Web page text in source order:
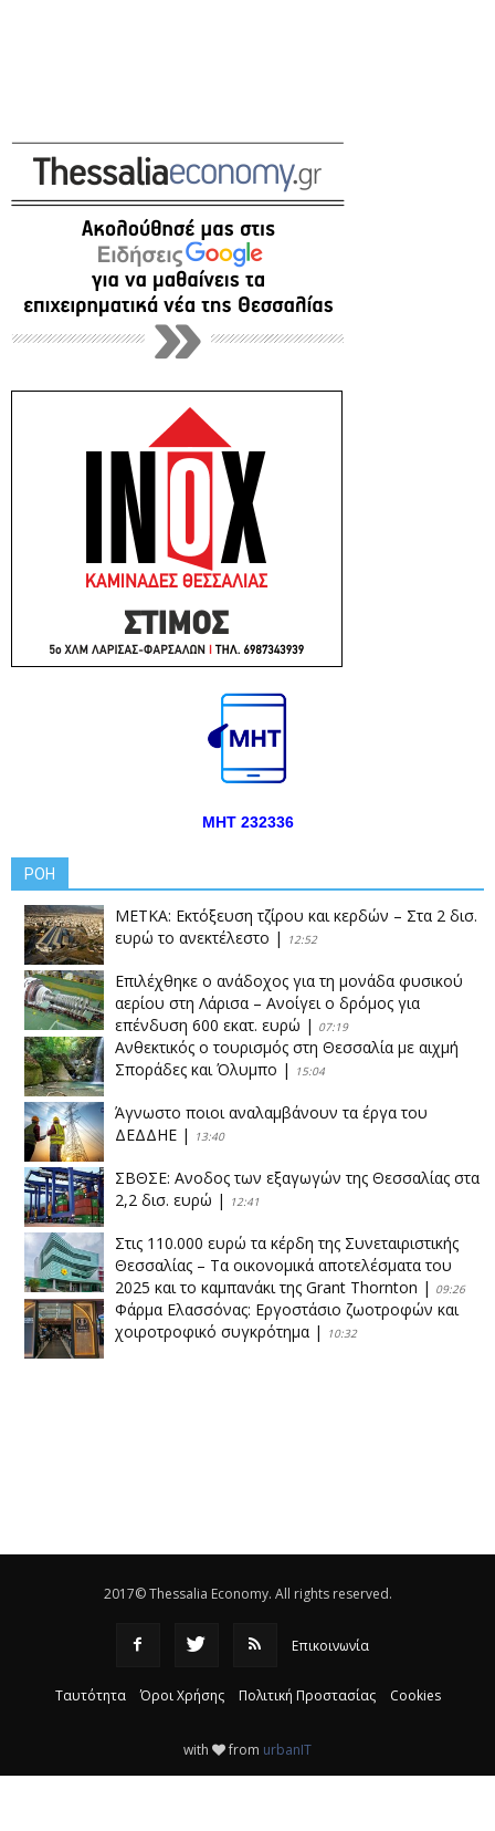
ΜΗΤ 232336
ΡΟΗ
ΜΕΤΚΑ: Εκτόξευση τζίρου και κερδών – Στα 2 δισ.
ευρώ το ανεκτέλεστο | 12:52
Επιλέχθηκε ο ανάδοχος για τη μονάδα φυσικού
αερίου στη Λάρισα – Ανοίγει ο δρόμος για
επένδυση 600 εκατ. ευρώ | 07:19
Ανθεκτικός ο τουρισμός στη Θεσσαλία με αιχμή
Σποράδες και Όλυμπο | 15:04
Άγνωστο ποιοι αναλαμβάνουν τα έργα του
ΔΕΔΔΗΕ | 13:40
ΣΒΘΣΕ: Aνοδος των εξαγωγών της Θεσσαλίας στα
2,2 δισ. ευρώ | 12:41
Στις 110.000 ευρώ τα κέρδη της Συνεταιριστικής
Θεσσαλίας – Τα οικονομικά αποτελέσματα του
2025 και το καμπανάκι της Grant Thornton | 09:26
Φάρμα Ελασσόνας: Εργοστάσιο ζωοτροφών και
χοιροτροφικό συγκρότημα | 10:32
2017© Thessalia Economy. All rights reserved.
Επικοινωνία
Ταυτότητα Όροι Χρήσης Πολιτική Προστασίας Cookies
with from urbanIT